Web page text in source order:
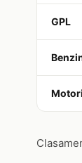
GPL